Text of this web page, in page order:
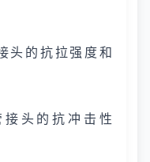
头的抗拉强度和
头的抗冲击性